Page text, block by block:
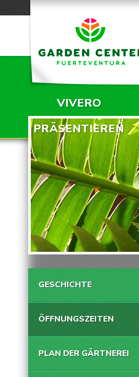
HAUPTMENÜ
VIVERO
PRÄSENTIEREN
GESCHICHTE
ÖFFNUNGSZEITEN
PLAN DER GÄRTNEREI